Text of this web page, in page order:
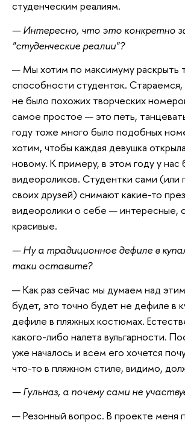
студенческим реалиям.
— Интересно, что это конкретно
"студенческие реалии"?
— Мы хотим по максимуму раскрыть
способности студенток.
не было похожих творческих
самое простое — это петь,
году тоже много было подобных
хотим, чтобы каждая девушка
новому. К примеру, в этом году у нас
видеороликов. Студентки сами
своих друзей) снимают какие-то
видеоролики о себе — интересные,
красивые.
— Ну а традиционное дефиле в
таки оставите?
— Как раз сейчас мы думаем над
будет, это точно будет не дефиле в
дефиле в пляжных костюмах.
какого-либо налета вульгарности.
уже началось и всем его хочется
что-то в пляжном стиле, видимо,
— Гульназ, а почему сами не
— Резонный вопрос. В проекте меня